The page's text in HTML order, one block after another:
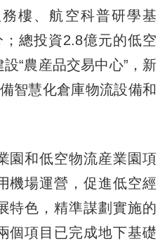
樓、航空科普研學基
總投資2.8億元的低空
“農産品交易中心”，新
智慧化倉庫物流設備和
和低空物流産業園項
機場運營，促進低空經
特色，精準謀劃實施的
個項目已完成地下基礎